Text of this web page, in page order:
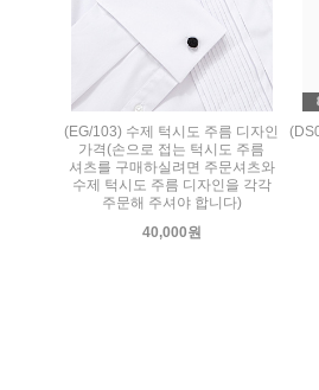
(EG/103) 수제 턱시도 주름 디자인
가격(손으로 접는 턱시도 주름
셔츠를 구매하실려면 주문셔츠와
수제 턱시도 주름 디자인을 각각
주문해 주셔야 합니다)
40,000원